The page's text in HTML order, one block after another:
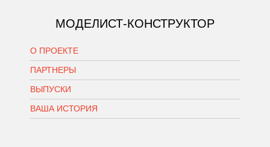
МОДЕЛИСТ-КОНСТРУКТОР
О ПРОЕКТЕ
ПАРТНЕРЫ
ВЫПУСКИ
ВАША ИСТОРИЯ